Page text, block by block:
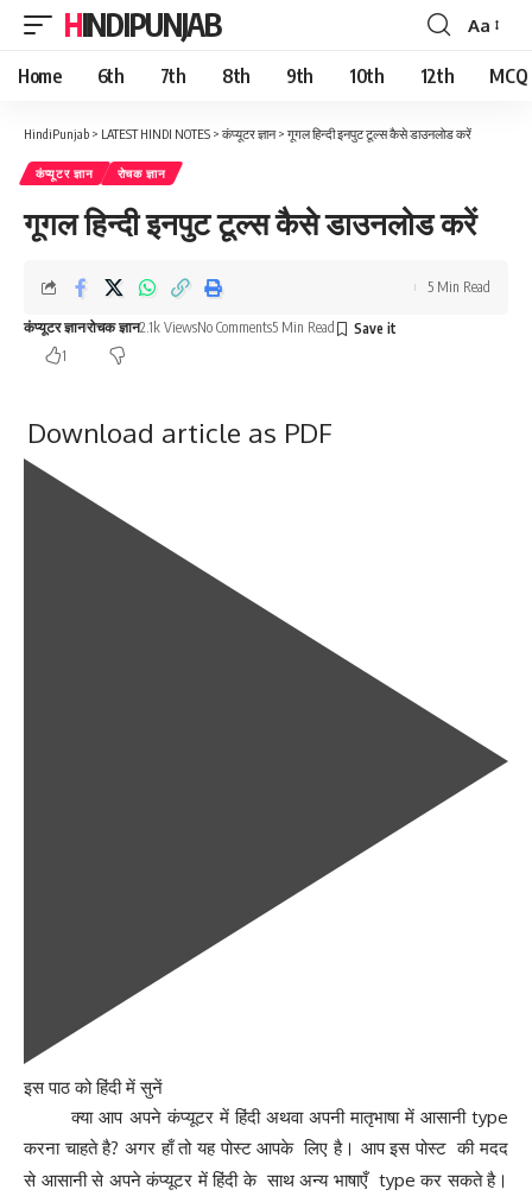
HINDIPUNJAB
Font
Resizer
Aa
Home 6th 7th 8th 9th 10th 12th MCQ
HindiPunjab > LATEST HINDI NOTES > कंप्यूटर ज्ञान> गूगल हिन्दी इनपुट टूल्स कैसे डाउनलोड करें
कंप्यूटर ज्ञान रोचक ज्ञान
गूगल हिन्दी इनपुट टूल्स कैसे डाउनलोड करें
कंप्यूटर ज्ञानरोचक ज्ञान2.1k ViewsNo Comments5 Min Read
1
5 Min Read
Download article as PDF
इस पाठ को हिंदी में सुनें
क्या आप अपने कंप्यूटर में हिंदी अथवा अपनी मातृभाषा में आसानी type
करना चाहते है? अगर हाँ तो यह पोस्ट आपके लिए है। आप इस पोस्ट की मदद
से आसानी से अपने कंप्यूटर में हिंदी के साथ अन्य भाषाएँ type कर सकते है।